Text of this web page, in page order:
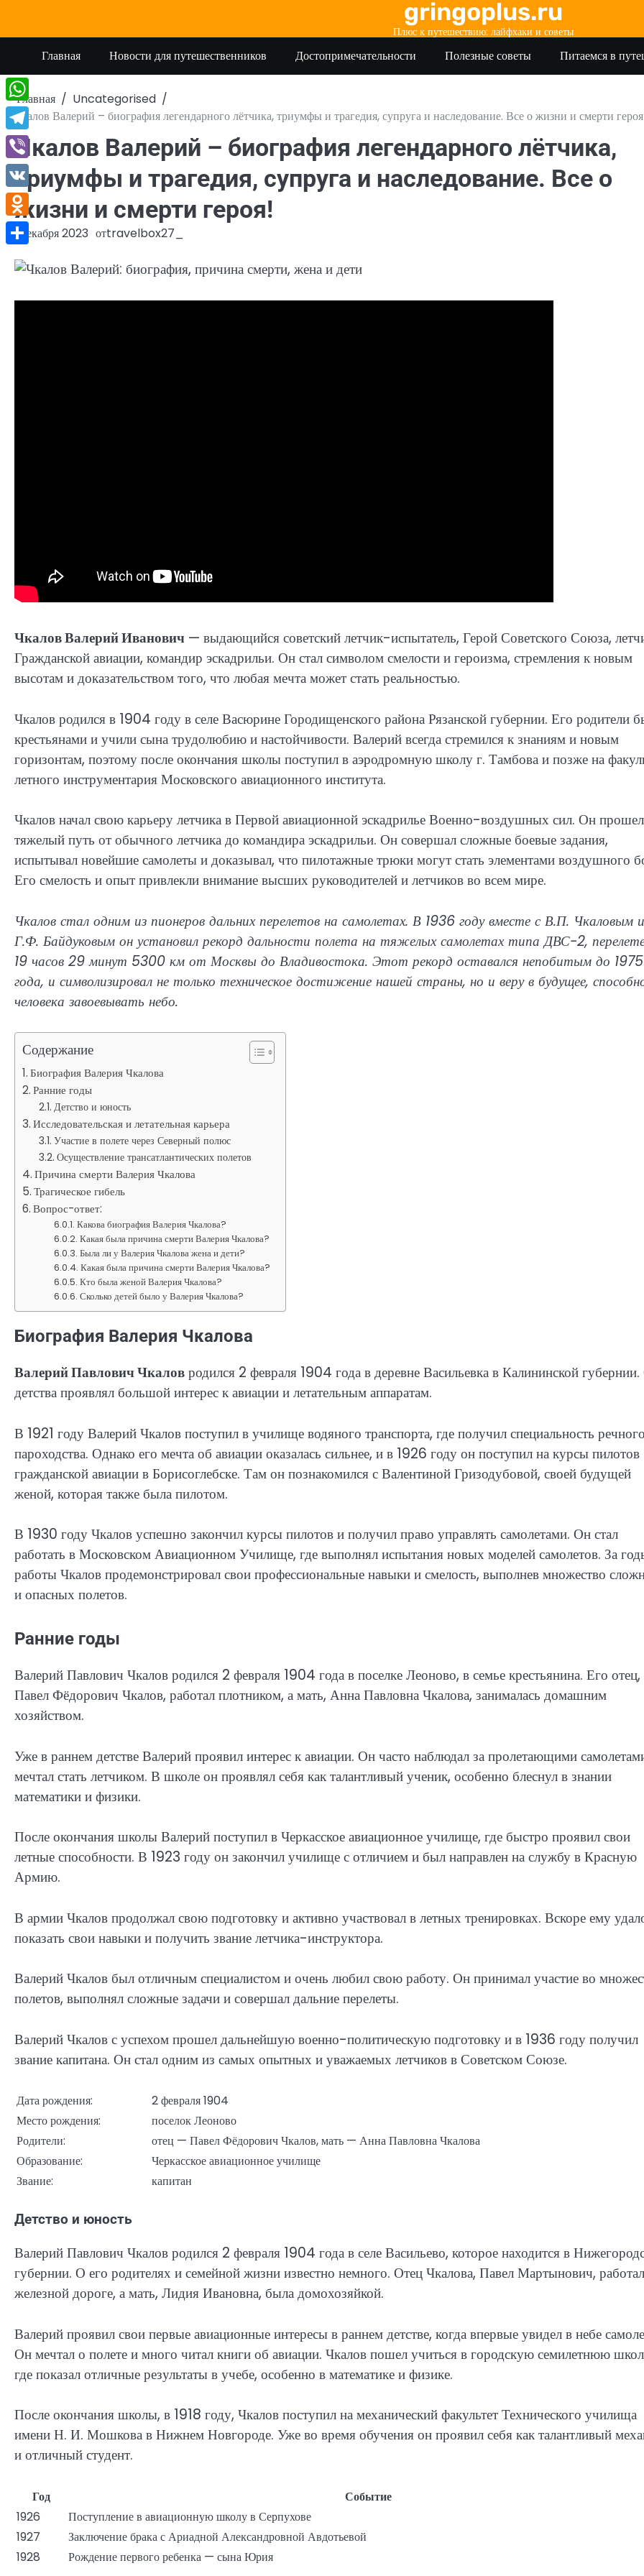
содержимому
gringoplus.ru
Плюс к путешествию: лайфхаки и советы
Главная Новости для путешественников Достопримечательности Полезные советы Питаемся в
Главная
Uncategorised
Чкалов Валерий – биография легендарного лётчика, триумфы и трагедия, супруга и наследование. Все о жизни и смерти
Чкалов Валерий – биография легендарного лётчика,
триумфы и трагедия, супруга и наследование. Все о
жизни и смерти героя!
1 декабря 2023 отtravelbox27_
Чкалов Валерий Иванович — выдающийся советский летчик-испытатель, Герой Советского Союза,
Гражданской авиации, командир эскадрильи. Он стал символом смелости и героизма, стремления к новым
высотам и доказательством того, что любая мечта может стать реальностью.
Чкалов родился в 1904 году в селе Васюрине Городищенского района Рязанской губернии. Его родители
крестьянами и учили сына трудолюбию и настойчивости. Валерий всегда стремился к знаниям и новым
горизонтам, поэтому после окончания школы поступил в аэродромную школу г. Тамбова и позже на
летного инструментария Московского авиационного института.
Чкалов начал свою карьеру летчика в Первой авиационной эскадрилье Военно-воздушных сил. Он прошел
тяжелый путь от обычного летчика до командира эскадрильи. Он совершал сложные боевые задания,
испытывал новейшие самолеты и доказывал, что пилотажные трюки могут стать элементами воздушного
Его смелость и опыт привлекли внимание высших руководителей и летчиков во всем мире.
Чкалов стал одним из пионеров дальних перелетов на самолетах. В 1936 году вместе с В.П. Чкаловым и
Г.Ф. Байдуковым он установил рекорд дальности полета на тяжелых самолетах типа ДВС-2,
19 часов 29 минут 5300 км от Москвы до Владивостока. Этот рекорд оставался непобитым до 1975
года, и символизировал не только техническое достижение нашей страны, но и веру в будущее,
человека завоевывать небо.
Содержание
Биография Валерия Чкалова
Ранние годы
Детство и юность
Исследовательская и летательная карьера
Участие в полете через Северный полюс
Осуществление трансатлантических полетов
Причина смерти Валерия Чкалова
Трагическое гибель
Вопрос-ответ:
Какова биография Валерия Чкалова?
Какая была причина смерти Валерия Чкалова?
Была ли у Валерия Чкалова жена и дети?
Какая была причина смерти Валерия Чкалова?
Кто была женой Валерия Чкалова?
Сколько детей было у Валерия Чкалова?
Биография Валерия Чкалова
Валерий Павлович Чкаловродился 2 февраля 1904 года в деревне Васильевка в Калининской
детства проявлял большой интерес к авиации и летательным аппаратам.
В 1921 году Валерий Чкалов поступил в училище водяного транспорта, где получил специальность речного
пароходства. Однако его мечта об авиации оказалась сильнее, и в 1926 году он поступил на курсы пилотов
гражданской авиации в Борисоглебске. Там он познакомился с Валентиной Гризодубовой, своей будущей
женой, которая также была пилотом.
В 1930 году Чкалов успешно закончил курсы пилотов и получил право управлять самолетами. Он стал
работать в Московском Авиационном Училище, где выполнял испытания новых моделей самолетов. За
работы Чкалов продемонстрировал свои профессиональные навыки и смелость, выполнев множество
и опасных полетов.
Ранние годы
Валерий Павлович Чкалов родился 2 февраля 1904 года в поселке Леоново, в семье крестьянина. Его отец,
Павел Фёдорович Чкалов, работал плотником, а мать, Анна Павловна Чкалова, занималась домашним
хозяйством.
Уже в раннем детстве Валерий проявил интерес к авиации. Он часто наблюдал за пролетающими
мечтал стать летчиком. В школе он проявлял себя как талантливый ученик, особенно блеснул в знании
математики и физики.
После окончания школы Валерий поступил в Черкасское авиационное училище, где быстро проявил свои
летные способности. В 1923 году он закончил училище с отличием и был направлен на службу в Красную
Армию.
В армии Чкалов продолжал свою подготовку и активно участвовал в летных тренировках. Вскоре ему
показать свои навыки и получить звание летчика-инструктора.
Валерий Чкалов был отличным специалистом и очень любил свою работу. Он принимал участие во
полетов, выполнял сложные задачи и совершал дальние перелеты.
Валерий Чкалов с успехом прошел дальнейшую военно-политическую подготовку и в 1936 году получил
звание капитана. Он стал одним из самых опытных и уважаемых летчиков в Советском Союзе.
Дата рождения:
2 февраля 1904
Место рождения:
поселок Леоново
Родители:
отец — Павел Фёдорович Чкалов, мать — Анна Павловна Чкалова
Образование:
Черкасское авиационное училище
Звание:
капитан
Детство и юность
Валерий Павлович Чкалов родился 2 февраля 1904 года в селе Васильево, которое находится в
губернии. О его родителях и семейной жизни известно немного. Отец Чкалова, Павел Мартынович,
железной дороге, а мать, Лидия Ивановна, была домохозяйкой.
Валерий проявил свои первые авиационные интересы в раннем детстве, когда впервые увидел в небе
Он мечтал о полете и много читал книги об авиации. Чкалов пошел учиться в городскую семилетнюю
где показал отличные результаты в учебе, особенно в математике и физике.
После окончания школы, в 1918 году, Чкалов поступил на механический факультет Технического училища
имени Н. И. Мошкова в Нижнем Новгороде. Уже во время обучения он проявил себя как талантливый
и отличный студент.
Год
Событие
1926
Поступление в авиационную школу в Серпухове
1927
Заключение брака с Ариадной Александровной Авдотьевой
1928
Рождение первого ребенка — сына Юрия
WhatsApp
Telegram
Viber
VK
Odnoklassniki
Отправить